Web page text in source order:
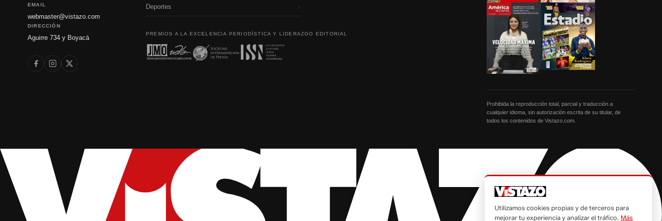
EMAIL
webmaster@vistazo.com
DIRECCIÓN
Aguirre 734 y Boyacá
Deportes ›
PREMIOS A LA EXCELENCIA PERIODÍSTICA Y LIDERAZGO EDITORIAL
Prohibida la reproducción total, parcial y traducción a
cualquier idioma, sin autorización escrita de su titular, de
todos los contenidos de Vistazo.com.
Utilizamos cookies propias y de terceros para
mejorar tu experiencia y analizar el tráfico. Más